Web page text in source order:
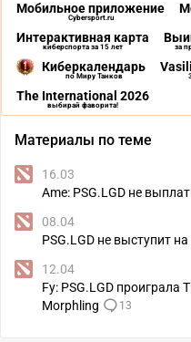
Мобильное приложение
Cybersport.ru
Интерактивная карта
киберспорта за 15 лет за
Киберкалендарь
по Миру Танков
The International 2026
выбирай фаворита!
Материалы по теме
16.03
Ame: PSG.LGD не
08.04
PSG.LGD не выступит
12.04
Fy: PSG.LGD проиграла
Morphling
13